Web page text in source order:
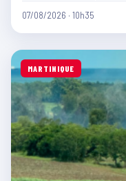
07/08/2026 · 10h35
MARTINIQUE